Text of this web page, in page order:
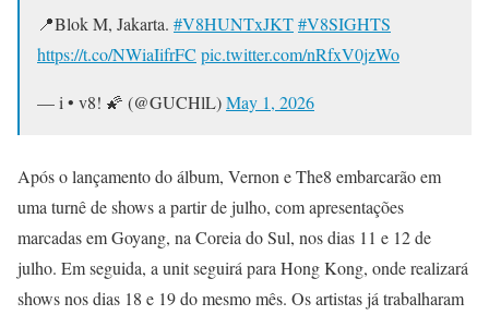
📍Blok M, Jakarta. #V8HUNTxJKT#V8SIGHTS
https://t.co/NWiaIifrFC pic.twitter.com/nRfxV0jzWo
— i • v8! 🌠 (@GUCHlL)May 1, 2026
Após o lançamento do álbum, Vernon e The8 embarcarão em
uma turnê de shows a partir de julho, com apresentações
marcadas em Goyang, na Coreia do Sul, nos dias 11 e 12 de
julho. Em seguida, a unit seguirá para Hong Kong, onde realizará
shows nos dias 18 e 19 do mesmo mês. Os artistas já trabalharam